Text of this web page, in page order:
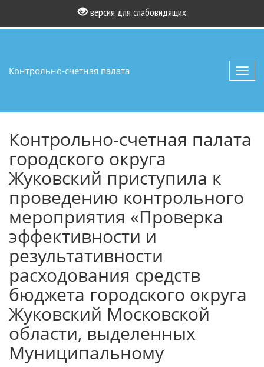
версия для слабовидящих
Контрольно-счетная палата
Контрольно-счетная палата
городского округа
Жуковский приступила к
проведению контрольного
мероприятия «Проверка
эффективности и
результативности
расходования средств
бюджета городского округа
Жуковский Московской
области, выделенных
Муниципальному